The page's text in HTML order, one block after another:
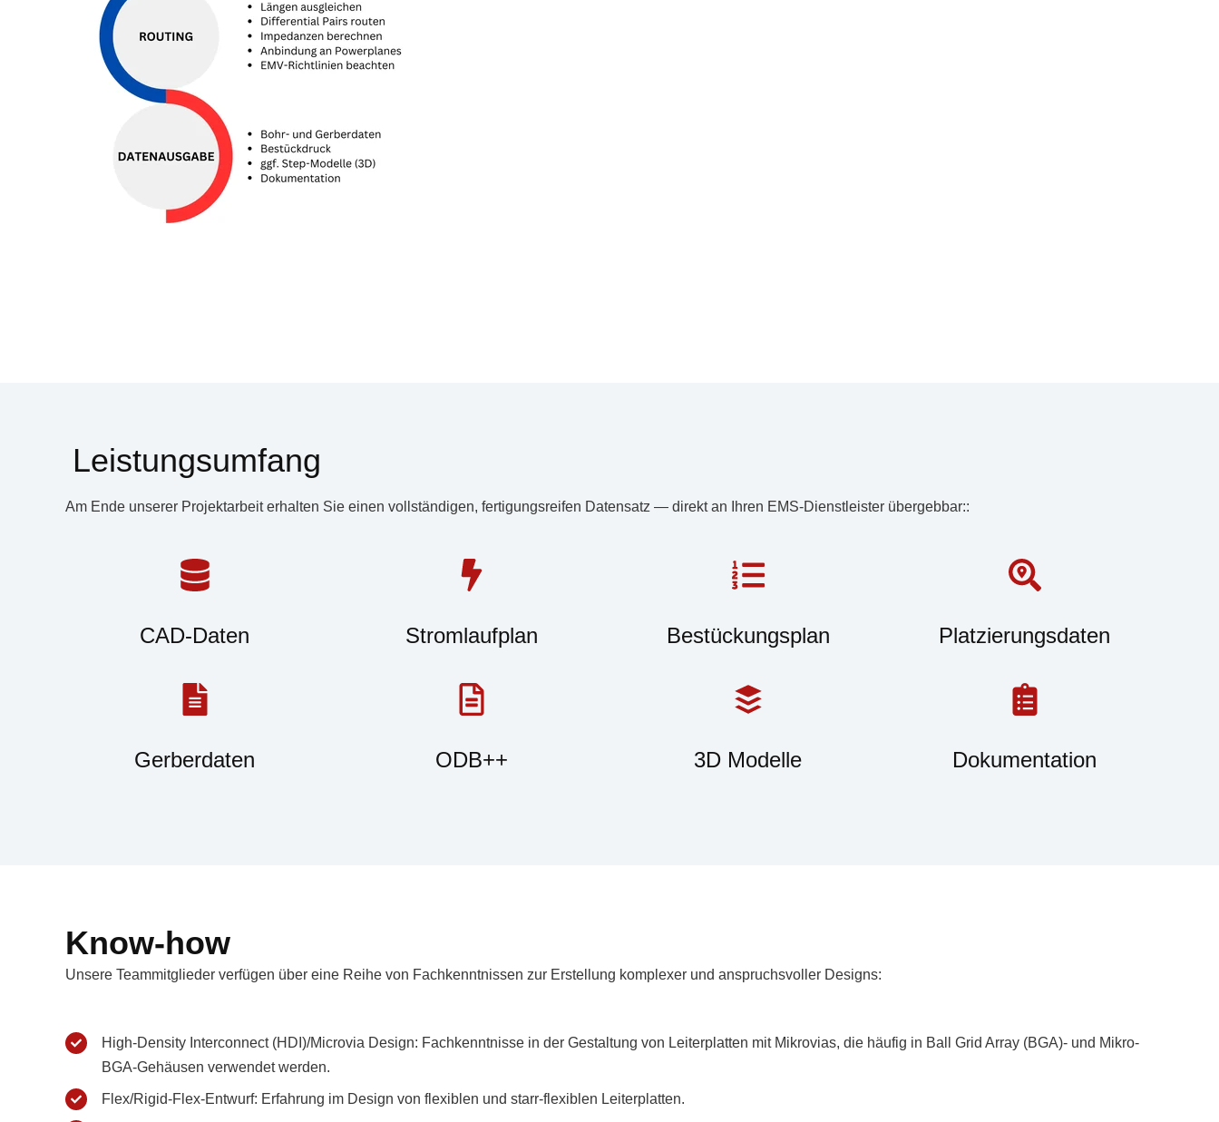
Leistungsumfang
Am Ende unserer Projektarbeit erhalten Sie einen vollständigen, fertigungsreifen Datensatz — direkt an Ihren EMS-Dienstleister übergebbar::
CAD-Daten Stromlaufplan Bestückungsplan Platzierungsdaten
Gerberdaten ODB++ 3D Modelle Dokumentation
Know-how
Unsere Teammitglieder verfügen über eine Reihe von Fachkenntnissen zur Erstellung komplexer und anspruchsvoller Designs:
High-Density Interconnect (HDI)/Microvia Design: Fachkenntnisse in der Gestaltung von Leiterplatten mit Mikrovias, die häufig in Ball Grid Array (BGA)- und Mikro-
BGA-Gehäusen verwendet werden.
Flex/Rigid-Flex-Entwurf: Erfahrung im Design von flexiblen und starr-flexiblen Leiterplatten.